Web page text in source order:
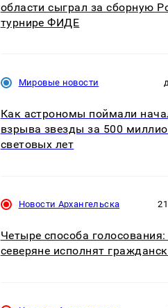
области сыграл за сборную
турнире ФИДЕ
Мировые новости
Как астрономы поймали
взрыва звезды за 500
световых лет
Новости Архангельска
Четыре способа
северяне исполнят